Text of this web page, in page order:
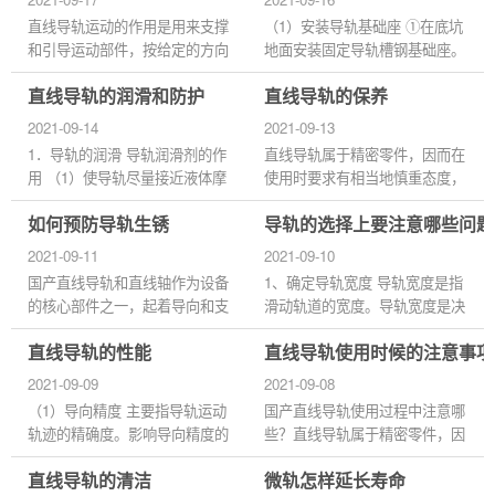
直线导轨运动的作用是用来支撑
和引导运动部件，按给定的方向
做往复直线运动。那直线导轨具
有那些基本功能特性? 直线导轨
具有以下三个基本功能特性...
（1）安装导轨基础座 ①在底坑
地面安装固定导轨槽钢基础座。
其中心应与轿厢导轨中心线重
合。 ②槽钢基础座找平后在槽
钢两端边缘各打一条M16膨胀螺
栓...
直线导轨的润滑和防护
2021-09-14
1．导轨的润滑 导轨润滑剂的作
用 （1）使导轨尽量接近液体摩
擦状态下工作，以减小摩擦阻
力，降低驱动功率，提高效率。
（2）减少导轨磨损，防止导
轨...
直线导轨的保养
2021-09-13
直线导轨属于精密零件，因而在
使用时要求有相当地慎重态度，
即便是使用了高性能的直线导
轨，如果使用不当，也不能达到
预期的性能效果，而且容易使...
如何预防导轨生锈
2021-09-11
国产直线导轨和直线轴作为设备
的核心部件之一，起着导向和支
撑作用。为了保证机床具有较高
的加工精度，要求导轨和直线具
有较高的导向精度和良好的...
导轨的选择上要注意哪些问题
2021-09-10
1、确定导轨宽度 导轨宽度是指
滑动轨道的宽度。导轨宽度是决
定其负载大小的关键因素之一。
有些品牌最多只生产45种规格，
而一些小型制造商可能只生产...
直线导轨的性能
2021-09-09
（1）导向精度 主要指导轨运动
轨迹的精确度。影响导向精度的
主要因素有：导轨的几何精度和
接触精度，导轨的结构形式，导
直线导轨使用时候的注意事项
2021-09-08
国产直线导轨使用过程中注意哪
些？直线导轨属于精密零件，因
而在使用时要求有相当地慎重态
度，即便是使用了高性能的直线
直线导轨的清洁 微轨怎样延长寿命